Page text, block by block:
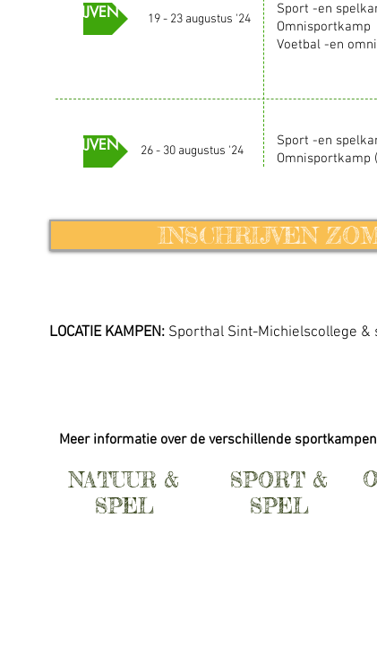
Sport -en
Omnisportkamp
Voetbal -en
19 - 23 augustus '24
26 - 30 augustus '24
Sport -en
Omnisportkamp (
INSCHRIJVEN
INSCHRIJVEN
INSCHRIJVEN
LOCATIE KAMPEN: Sporthal Sint-Michielscollege &
Meer informatie over de verschillende
NATUUR &
SPEL
SPORT &
SPEL